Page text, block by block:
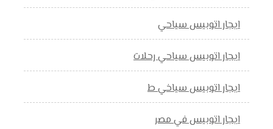
ايجار اتوبيس سياحي
ايجار اتوبيس سياحي رحلات
ايجار اتوبيس سياخي ط
ايجار اتوبيس في مصر